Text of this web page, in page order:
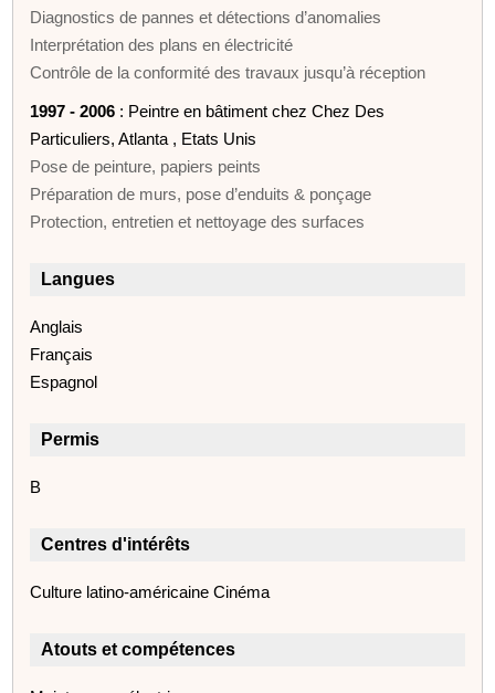
Diagnostics de pannes et détections d’anomalies
Interprétation des plans en électricité
Contrôle de la conformité des travaux jusqu’à réception
1997 - 2006 : Peintre en bâtiment chez Chez Des
Particuliers, Atlanta , Etats Unis
Pose de peinture, papiers peints
Préparation de murs, pose d’enduits & ponçage
Protection, entretien et nettoyage des surfaces
Langues
Anglais
Français
Espagnol
Permis
B
Centres d'intérêts
Culture latino-américaine Cinéma
Atouts et compétences